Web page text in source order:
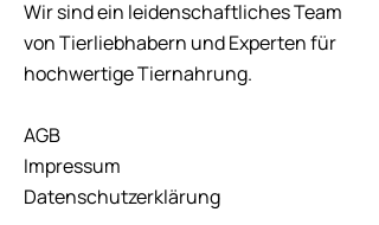
Wir sind ein leidenschaftliches Team
von Tierliebhabern und Experten für
hochwertige Tiernahrung.
AGB
Impressum
Datenschutzerklärung